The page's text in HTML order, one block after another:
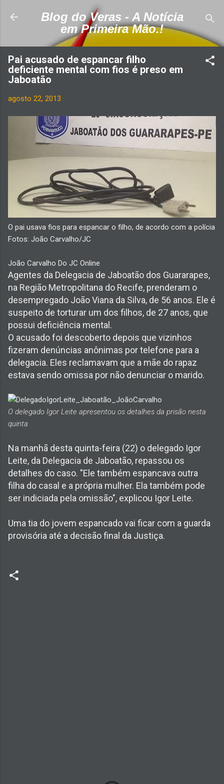
Pular para o conteúdo principal
Blog do Veras - A Notícia
em Primeira Mão.!
Pai acusado de espancar filho
deficiente mental com fios é preso em
Jaboatão
agosto 22, 2013
O pai usava fios para espancar o filho, de acordo com a polícia
Fotos: João Carvalho/JC
João Carvalho Do JC Online
Agentes da Delegacia de Jaboatão dos Guararapes,
na Região Metropolitana do Recife, prenderam o
desempregado João Viana da Silva, de 56 anos. Ele é
suspeito de torturar um dos filhos, de 27 anos, que
possui deficiência mental.
O acusado foi descoberto depois que vizinhos
fizeram denúncias anônimas por telefone para a
delegacia. Eles reclamavam que a mãe do rapaz
estava sendo omissa por não denunciar o marido.
O delegado Igor Leite apresentou os detalhes da prisão nesta
quinta
Na manhã desta quinta-feira (22) o delegado Igor
Leite, da Delegacia de Jaboatão, repassou os
detalhes do caso. "Ele também espancava outra
filha do casal e a própria mulher. Ela também pode
ser indiciada pela omissão", explicou Igor Leite.
Uma tia do jovem espancado vai ficar com a guarda
provisória até a decisão final da Justiça.